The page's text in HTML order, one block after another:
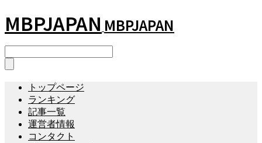
MBPJAPAN MBPJAPAN
トップページ
ランキング
記事一覧
運営者情報
コンタクト